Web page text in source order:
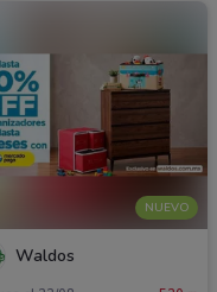
NUEVO
Waldos